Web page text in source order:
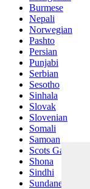
Burmese
Nepali
Norwegian
Pashto
Persian
Punjabi
Serbian
Sesotho
Sinhala
Slovak
Slovenian
Somali
Samoan
Scots Gaelic
Shona
Sindhi
Sundanese